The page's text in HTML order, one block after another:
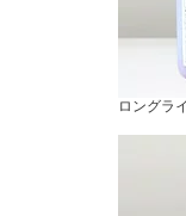
ロングラ